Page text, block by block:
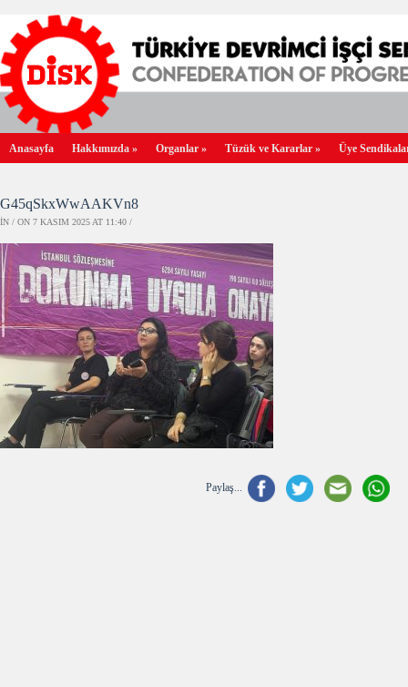
Anasayfa Hakkımızda » Organlar » Tüzük ve Kararlar » Üye
G45qSkxWwAAKVn8
IN / ON 7 KASIM 2025 AT 11:40 /
Paylaş...